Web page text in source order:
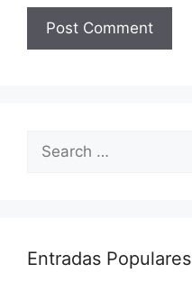
Search
for:
Entradas Populares